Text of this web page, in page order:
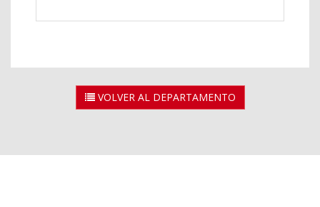
VOLVER AL DEPARTAMENTO